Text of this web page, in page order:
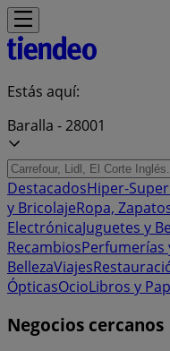
Estás aquí:
Baralla - 28001
DestacadosHiper-
y BricolajeRopa,
ElectrónicaJuguetes y
RecambiosPerfumerías
BellezaViajes
ÓpticasOcioLibros y
Negocios cercanos